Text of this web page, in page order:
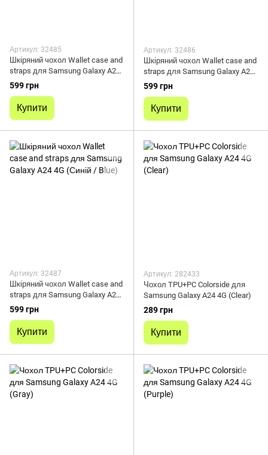
Артикул: 32485
Шкіряний чохол Wallet case and
straps для Samsung Galaxy A24
4G (Чорний / Black)
599 грн
Купити
Артикул: 32486
Шкіряний чохол Wallet case and
straps для Samsung Galaxy A24
4G (Коричневий / Brown)
599 грн
Купити
Артикул: 32487
Шкіряний чохол Wallet case and
straps для Samsung Galaxy A24
4G (Синій / Blue)
599 грн
Купити
Артикул: 282433
Чохол TPU+PC Colorside для
Samsung Galaxy A24 4G (Clear)
289 грн
Купити